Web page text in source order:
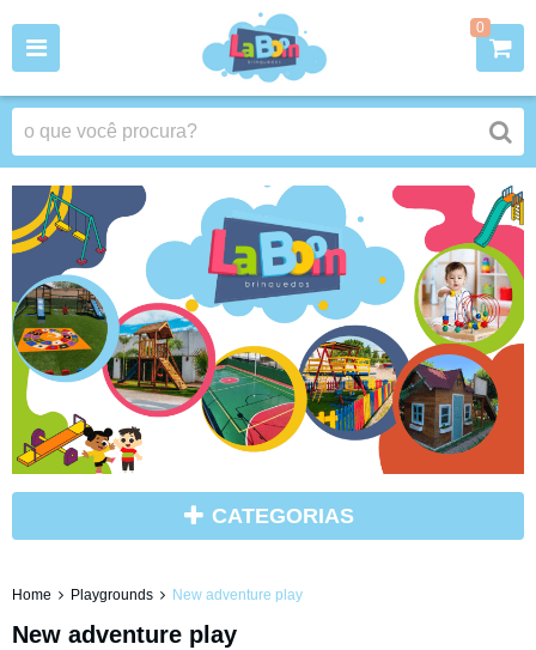
0
CATEGORIAS
Home Playgrounds New adventure play
New adventure play